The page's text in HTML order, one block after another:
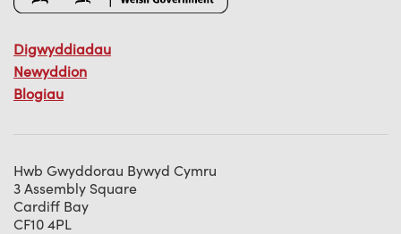
Digwyddiadau
Newyddion
Blogiau
Hwb Gwyddorau Bywyd Cymru
3 Assembly Square
Cardiff Bay
CF10 4PL